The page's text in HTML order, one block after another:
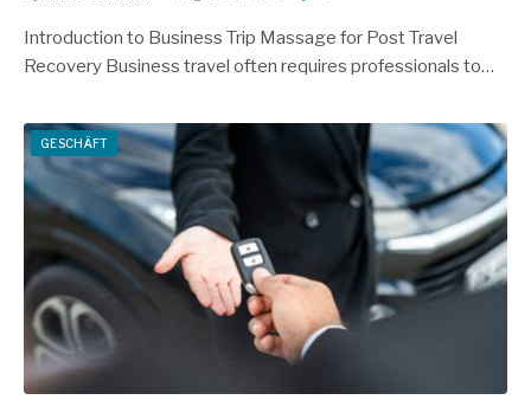
Introduction to Business Trip Massage for Post Travel
Recovery Business travel often requires professionals to…
GESCHÄFT